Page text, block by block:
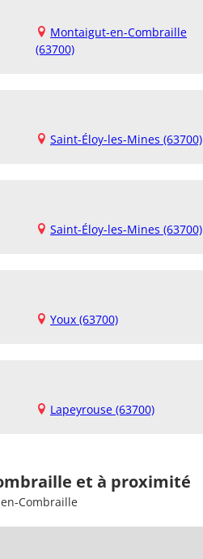
Montaigut-en-Combraille
(63700)
Saint-Éloy-les-Mines (63700)
Saint-Éloy-les-Mines (63700)
Youx (63700)
Lapeyrouse (63700)
et à proximité
Combraille